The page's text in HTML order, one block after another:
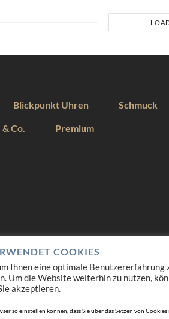
Blickpunkt Uhren Schmuck
Co. Premium
COOKIES
Ihnen eine optimale
Um die Website weiterhin zu nutzen,
akzeptieren.
so einstellen können, dass Sie über das Setzen von